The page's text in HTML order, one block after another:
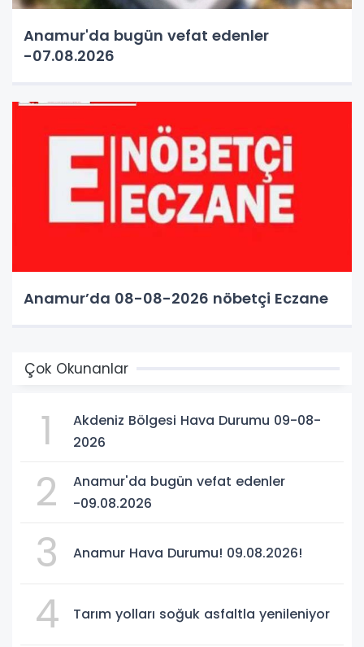
Anamur'da bugün vefat edenler
-07.08.2026
Anamur’da 08-08-2026 nöbetçi Eczane
Çok Okunanlar
1
Akdeniz Bölgesi Hava Durumu 09-08-
2026
2
Anamur'da bugün vefat edenler
-09.08.2026
3 Anamur Hava Durumu! 09.08.2026!
4 Tarım yolları soğuk asfaltla yenileniyor